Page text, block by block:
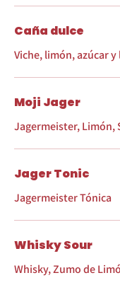
Caña dulce
Viche, limón, azúcar
Moji Jager
Jagermeister, Limón,
Jager Tonic
Jagermeister Tónica
Whisky Sour
Whisky, Zumo de